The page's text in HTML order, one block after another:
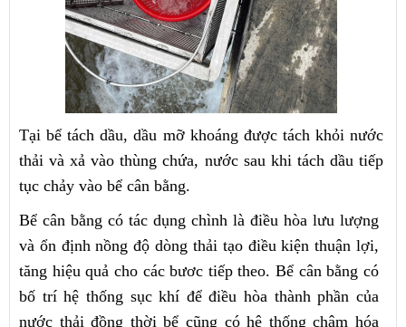
Tại bể tách dầu, dầu mỡ khoáng được tách khỏi nước
thải và xả vào thùng chứa, nước sau khi tách dầu tiếp
tục chảy vào bể cân bằng.
Bể cân bằng có tác dụng chình là điều hòa lưu lượng
và ổn định nồng độ dòng thải tạo điều kiện thuận lợi,
tăng hiệu quả cho các bươc tiếp theo. Bể cân bằng có
bố trí hệ thống sục khí để điều hòa thành phần của
nước thải đồng thời bể cũng có hệ thống châm hóa